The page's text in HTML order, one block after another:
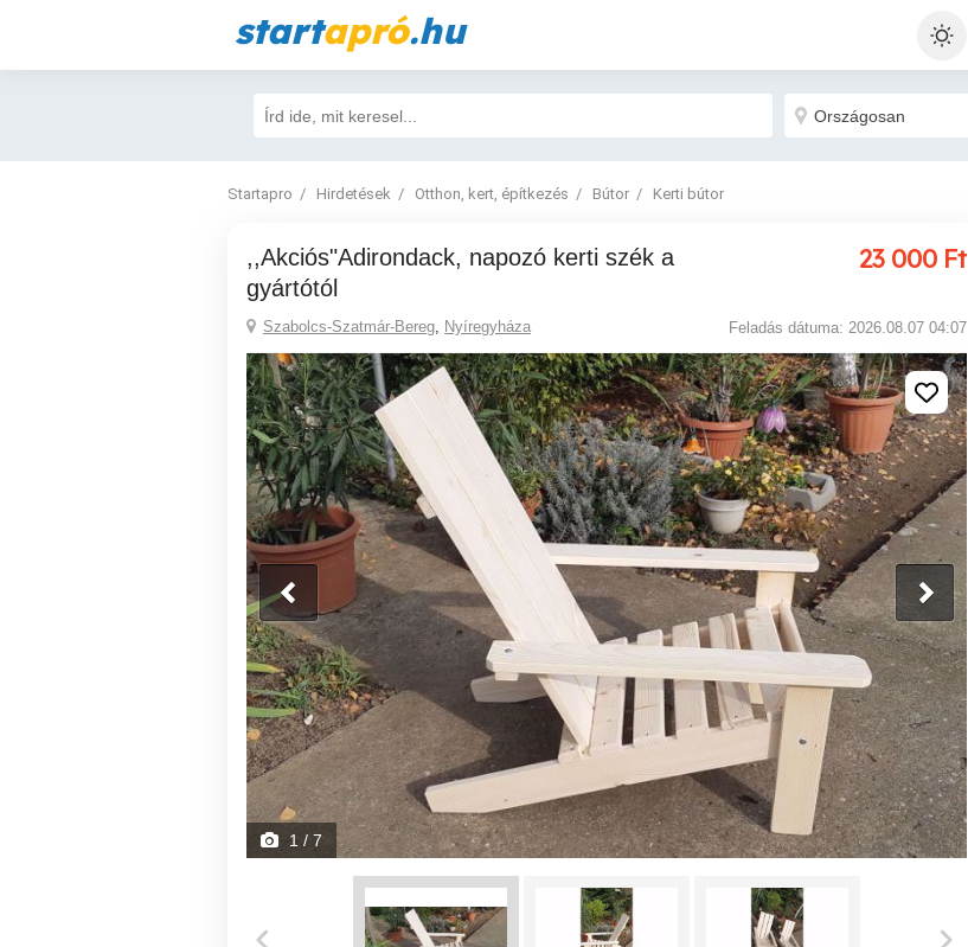
startapró.hu
Startapro Hirdetések Otthon, kert, építkezés Bútor Kerti bútor
,,Akciós"Adirondack, napozó kerti szék a
gyártótól
23 000 Ft
Szabolcs-Szatmár-Bereg, Nyíregyháza Feladás dátuma: 2026.08.07 04:07
1 / 7